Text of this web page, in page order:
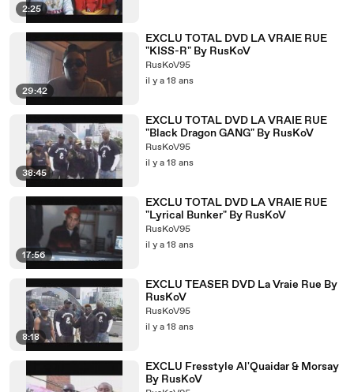
2:25
29:42
EXCLU TOTAL DVD LA VRAIE RUE
"KISS-R" By RusKoV
RusKoV95
il y a 18 ans
38:45
EXCLU TOTAL DVD LA VRAIE RUE
"Black Dragon GANG" By RusKoV
RusKoV95
il y a 18 ans
17:56
EXCLU TOTAL DVD LA VRAIE RUE
"Lyrical Bunker" By RusKoV
RusKoV95
il y a 18 ans
8:18
EXCLU TEASER DVD La Vraie Rue By
RusKoV
RusKoV95
il y a 18 ans
EXCLU Fresstyle Al'Quaidar & Morsay
By RusKoV